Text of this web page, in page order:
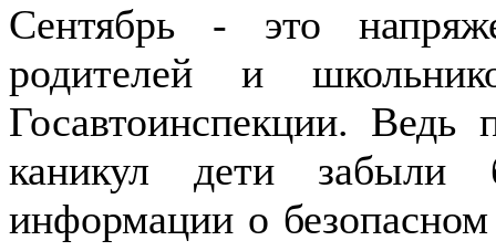
Сентябрь - это
родителей и
Госавтоинспекции. Ведь
каникул дети
информации о